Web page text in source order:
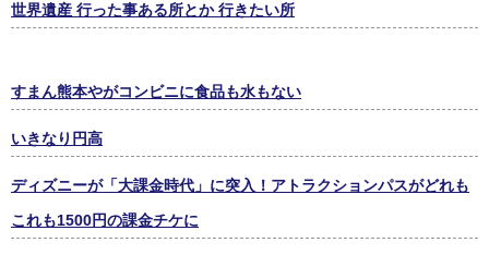
世界遺産 行った事ある所とか 行きたい所
すまん熊本やがコンビニに食品も水もない
いきなり円高
ディズニーが「大課金時代」に突入！アトラクションパスがどれも
これも1500円の課金チケに